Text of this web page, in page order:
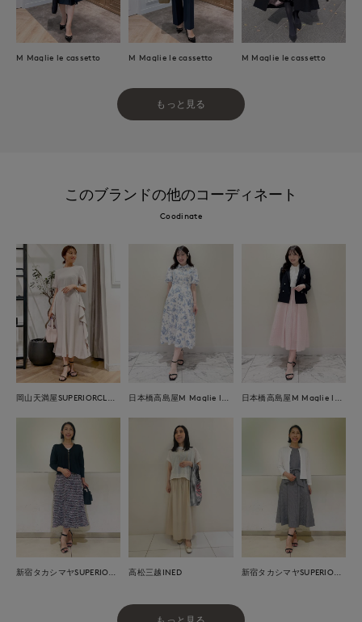
M Maglie le cassetto M Maglie le cassetto M Maglie le cassetto
もっと見る
このブランドの他のコーディネート
Coodinate
高松三越INED